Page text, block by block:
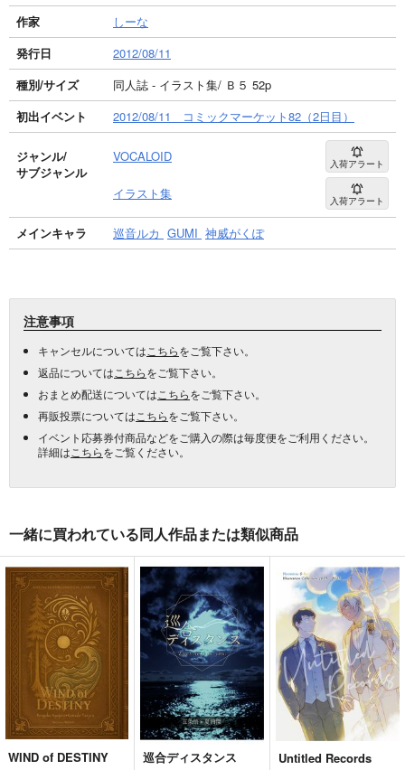
作家
しーな
発行日
2012/08/11
種別/サイズ
同人誌 - イラスト集/ Ｂ５ 52p
初出イベント
2012/08/11 コミックマーケット82（2日目）
ジャンル/
サブジャンル
VOCALOID 入荷アラート
イラスト集 入荷アラート
メインキャラ 巡音ルカ GUMI 神威がくぽ
注意事項
キャンセルについては こちらをご覧下さい。
返品については こちらをご覧下さい。
おまとめ配送については こちらをご覧下さい。
再販投票については こちらをご覧下さい。
イベント応募券付商品などをご購入の際は毎度便をご利用ください。
詳細は こちらをご覧ください。
一緒に買われている同人作品または類似商品
WIND of DESTINY
巡合ディスタンス
Untitled Records